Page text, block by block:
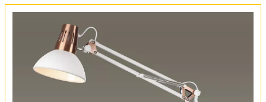
Все о товаре
Комплект лампочек
Вся коллекция